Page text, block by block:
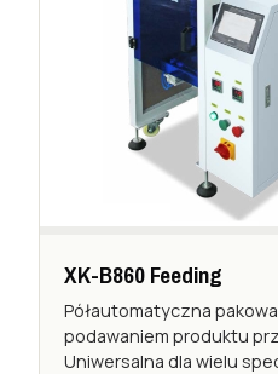
XK-B860 Feeding
Półautomatyczna
podawaniem produktu
Uniwersalna dla wielu